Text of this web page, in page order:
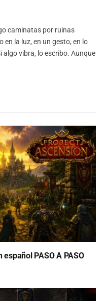
caminatas por ruinas
en la luz, en un gesto, en lo
algo vibra, lo escribo. Aunque
PASO A PASO